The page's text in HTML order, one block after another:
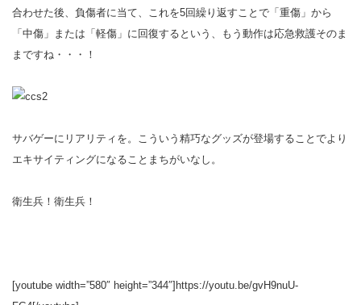
合わせた後、負傷者に当て、これを5回繰り返すことで「重傷」から
「中傷」または「軽傷」に回復するという、もう動作は応急救護そのま
まですね・・・！
サバゲーにリアリティを。こういう精巧なグッズが登場することでより
エキサイティングになることまちがいなし。
衛生兵！衛生兵！
[youtube width=”580″ height=”344″]https://youtu.be/gvH9nuU-